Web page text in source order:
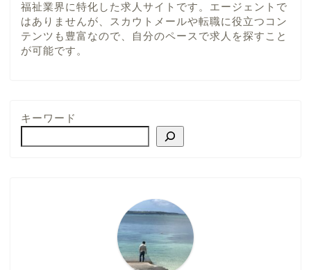
福祉業界に特化した求人サイトです。エージェントで
はありませんが、スカウトメールや転職に役立つコン
テンツも豊富なので、自分のペースで求人を探すこと
が可能です。
キーワード